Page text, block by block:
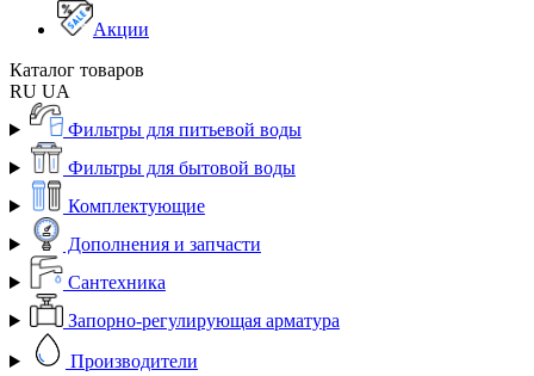
Акции
Каталог товаров
RU UA
Фильтры для питьевой воды
Фильтры для бытовой воды
Комплектующие
Дополнения и запчасти
Сантехника
Запорно-регулирующая арматура
Производители